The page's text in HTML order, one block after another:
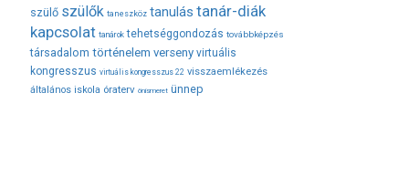
szülő szülők taneszköz tanulás tanár-diák
kapcsolat tanárok tehetséggondozás továbbképzés
társadalom történelem verseny virtuális
kongresszus virtuális kongresszus 22 visszaemlékezés
általános iskola óraterv önismeret ünnep